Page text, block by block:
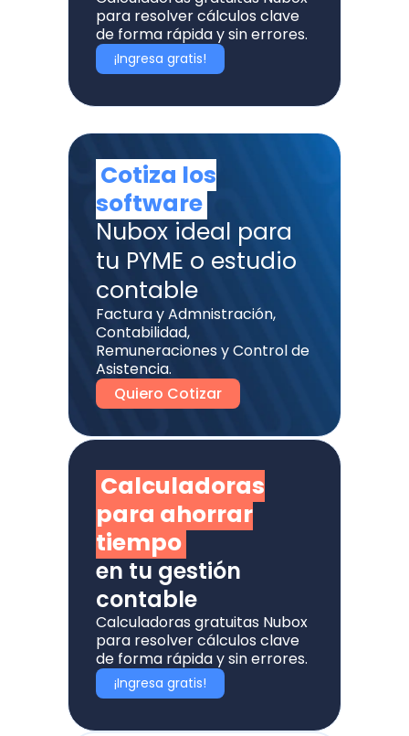
para resolver cálculos clave
de forma rápida y sin errores.
¡Ingresa gratis!
Calculadoras
para ahorrar
tiempo
en tu gestión
contable
Calculadoras gratuitas Nubox
para resolver cálculos clave
de forma rápida y sin errores.
¡Ingresa gratis!
Cotiza los
software
Nubox ideal para
tu PYME o estudio
contable
Factura y Admnistración,
Contabilidad,
Remuneraciones y Control de
Asistencia.
Quiero Cotizar